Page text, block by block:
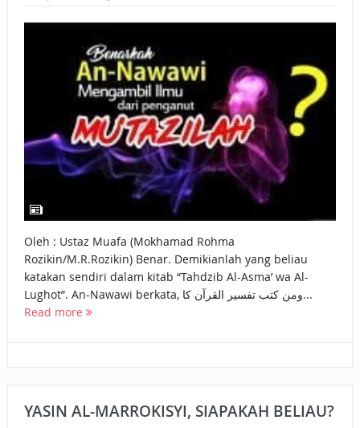
BAGAIMANA CARA MEMBAYAR ZAKAT UANG?
UANG HARAM BISA MENJADI HALAL JIKA SEBAB
KEPEMILIKANNYA BERUBAH
ISTIDLAL BATIL VS ISTIDLAL SYAR’I
BAHASA CINTA KARENA ALLAH
HUKUM MEMBAYAR ZAKAT DENGAN CARA MENGANGSUR
HUKUM MEMBAYAR ZAKAT KEPADA KERABAT SENDIRI
Oleh : Ustaz Muafa (Mokhamad Rohma
Rozikin/M.R.Rozikin) Benar. Demikianlah yang beliau
katakan sendiri dalam kitab “Tahdzib Al-Asma’ wa Al-
Lughot”. An-Nawawi berkata, ومن كتب تفسير القرآن كا...
Read more
YASIN AL-MARROKISYI, SIAPAKAH BELIAU?